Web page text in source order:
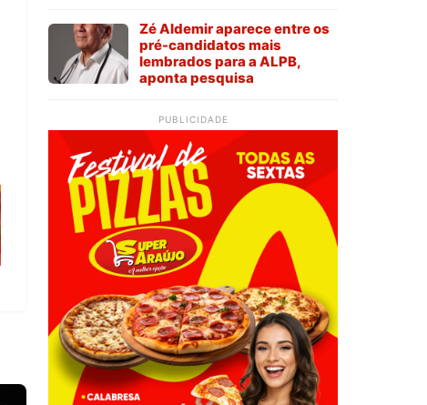
Zé Aldemir aparece entre os
pré-candidatos mais
lembrados para a ALPB,
aponta pesquisa
PUBLICIDADE